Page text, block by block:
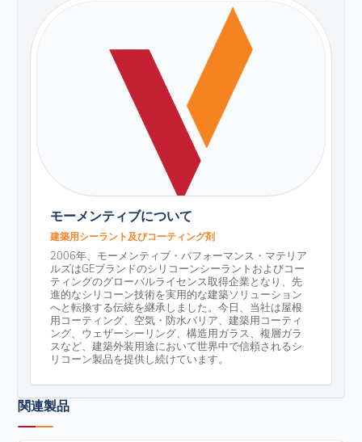
モーメンティブについて
建築用シーラント及びコーティング剤
2006年、モーメンティブ・パフォーマンス・マテリア
ルズはGEブランドのシリコーンシーラントおよびコー
ティングのグローバルライセンス取得企業となり、先
進的なシリコーン技術を実用的な建築ソリューション
へと転換する伝統を継承しました。今日、当社は屋根
用コーティング、空気・防水バリア、建築用コーティ
ング、ウェザーシーリング、構造用ガラス、複層ガラ
スなど、建築外装用途において世界中で信頼されるシ
リコーン製品を提供し続けています。
関連製品